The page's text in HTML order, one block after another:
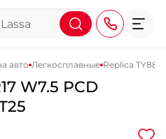
+38 (068) 911-911-4
авто Легкосплавные Replica TY880
W7.5 PCD